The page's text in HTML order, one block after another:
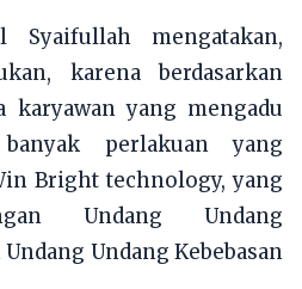
mengatakan,
karena berdasarkan
karyawan yang mengadu
perlakuan yang
Bright technology, yang
Undang Undang
Undang Kebebasan